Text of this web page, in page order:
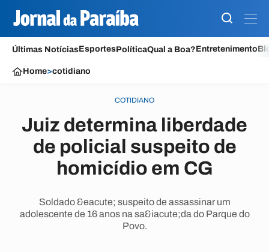
Últimas NotíciasEsportesPolíticaQual a Boa?Entretenimento
Home>cotidiano
COTIDIANO
Juiz determina liberdade
de policial suspeito de
homicídio em CG
Soldado &eacute; suspeito de assassinar um
adolescente de 16 anos na sa&iacute;da do Parque do
Povo.